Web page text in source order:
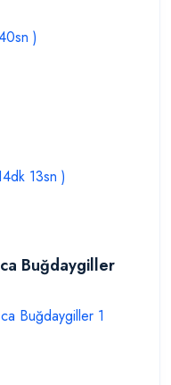
)
13sn )
Buğdaygiller
Buğdaygiller 1